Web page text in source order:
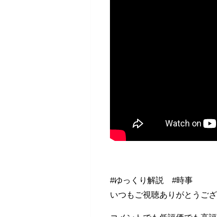
#ゆっくり解説 #時事
いつもご視聴ありがとうござ